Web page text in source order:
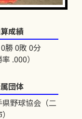
成績
勝 0敗 0分
率 .000）
団体
県野球協会（二